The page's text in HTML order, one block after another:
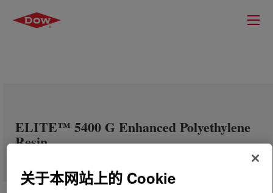
ELITE™ 5400 G Enhanced Polyethylene
Resin
关于本网站上的 Cookie